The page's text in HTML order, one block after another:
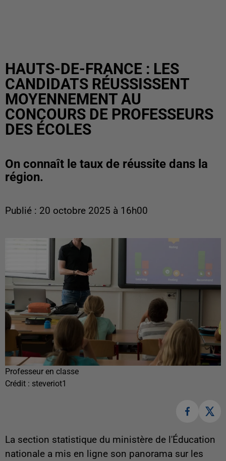
HAUTS-DE-FRANCE : LES
CANDIDATS RÉUSSISSENT
MOYENNEMENT AU
CONCOURS DE PROFESSEURS
DES ÉCOLES
On connaît le taux de réussite dans la
région.
Publié : 20 octobre 2025 à 16h00
Professeur en classe
Crédit : steveriot1
La section statistique du ministère de l'Éducation
nationale a mis en ligne son panorama sur les